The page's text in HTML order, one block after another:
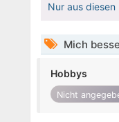
Nur aus
Mich
Hobbys
Nicht